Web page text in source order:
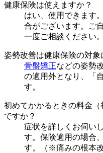
健康保険は使えますか？
はい、使用できます
合がございます。ご
一度ご相談ください。
姿勢改善は健康保険の対象
骨盤矯正などの姿勢
の適用外となり、「
す。
初めてかかるときの料金
ですか？
症状を詳しくお伺い
す。保険適用の場合
す。（※痛みの根本改